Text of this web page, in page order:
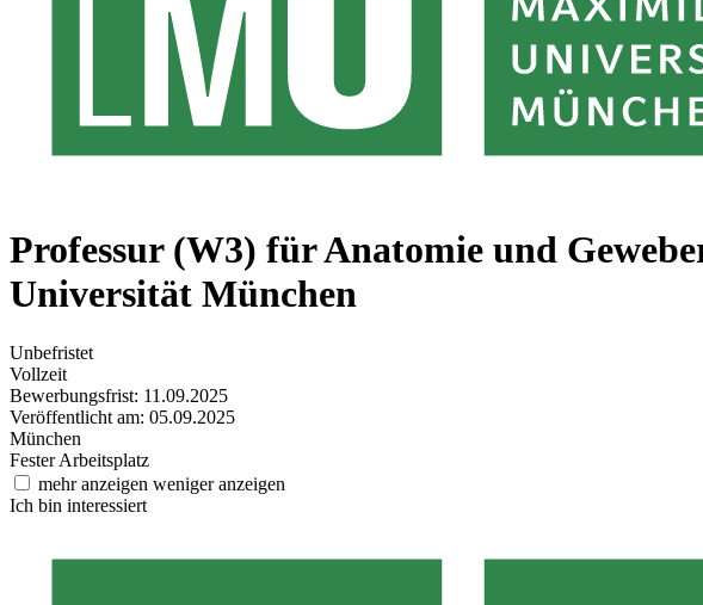
Professur (W3) für Anatomie und
Universität München
Unbefristet
Vollzeit
Bewerbungsfrist: 11.09.2025
Veröffentlicht am: 05.09.2025
München
Fester Arbeitsplatz
mehr anzeigen weniger anzeigen
Ich bin interessiert